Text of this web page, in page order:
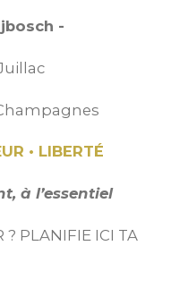
-
• LIBERTÉ
à l’essentiel
? PLANIFIE ICI TA